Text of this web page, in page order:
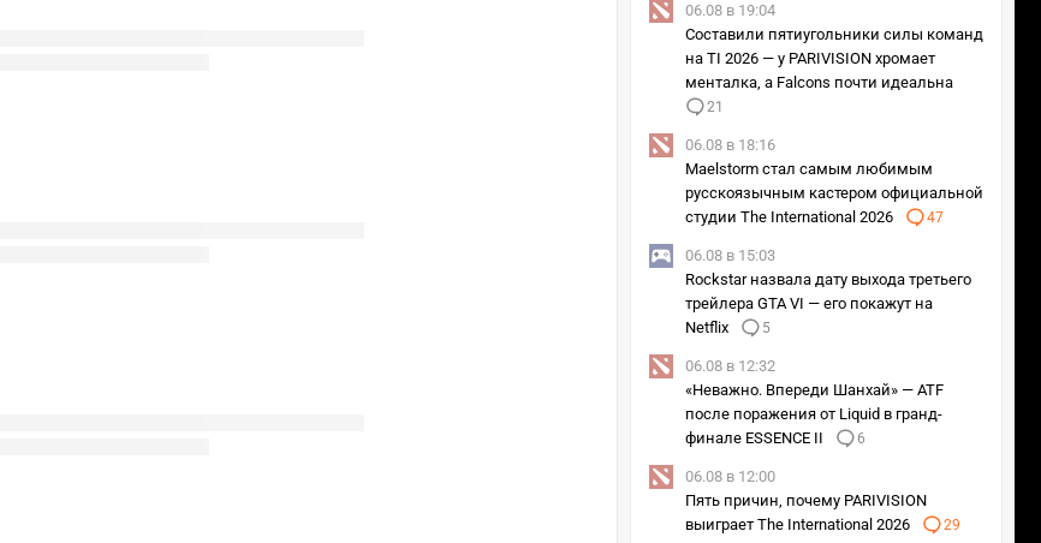
06.08 в 19:04
Составили пятиугольники силы команд
на TI 2026 — у PARIVISION хромает
менталка, а Falcons почти идеальна
21
06.08 в 18:16
Maelstorm стал самым любимым
русскоязычным кастером официальной
студии The International 2026
47
06.08 в 15:03
Rockstar назвала дату выхода третьего
трейлера GTA VI — его покажут на
Netflix
5
06.08 в 12:32
«Неважно. Впереди Шанхай» — ATF
после поражения от Liquid в гранд-
финале ESSENCE II
6
06.08 в 12:00
Пять причин, почему PARIVISION
выиграет The International 2026
29